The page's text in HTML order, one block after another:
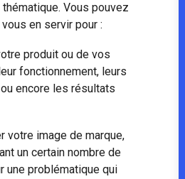
thématique. Vous pouvez
en servir pour :
produit ou de vos
fonctionnement, leurs
encore les résultats
votre image de marque,
un certain nombre de
une problématique qui